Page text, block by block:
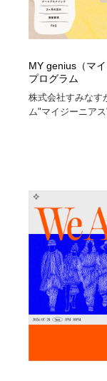
MY genius（マ
プログラム
株式会社すみなす
ム"マイジーニア